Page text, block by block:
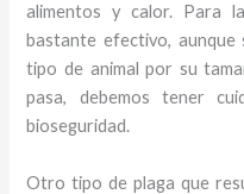
alimentos y calor. Para
bastante efectivo,
tipo de animal por su
pasa, debemos tener
bioseguridad.
Otro tipo de plaga que